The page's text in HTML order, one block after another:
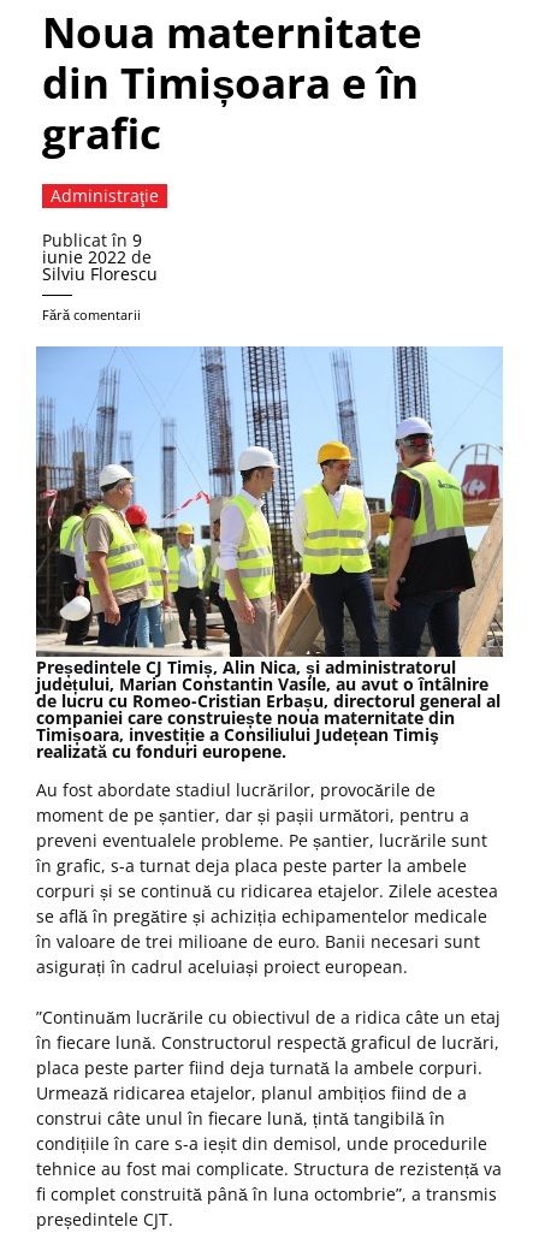
Noua maternitate
din Timișoara e în
grafic
Administraţie
Publicat în 9
iunie 2022 de
Silviu Florescu
Fără comentarii
Președintele CJ Timiș, Alin Nica, și administratorul
județului, Marian Constantin Vasile, au avut o întâlnire
de lucru cu Romeo-Cristian Erbașu, directorul general al
companiei care construiește noua maternitate din
Timișoara, investiție a Consiliului Județean Timiş
realizată cu fonduri europene.
Au fost abordate stadiul lucrărilor, provocările de
moment de pe șantier, dar și pașii următori, pentru a
preveni eventualele probleme. Pe șantier, lucrările sunt
în grafic, s-a turnat deja placa peste parter la ambele
corpuri și se continuă cu ridicarea etajelor. Zilele acestea
se află în pregătire și achiziția echipamentelor medicale
în valoare de trei milioane de euro. Banii necesari sunt
asigurați în cadrul aceluiași proiect european.
”Continuăm lucrările cu obiectivul de a ridica câte un etaj
în fiecare lună. Constructorul respectă graficul de lucrări,
placa peste parter fiind deja turnată la ambele corpuri.
Urmează ridicarea etajelor, planul ambițios fiind de a
construi câte unul în fiecare lună, țintă tangibilă în
condițiile în care s-a ieșit din demisol, unde procedurile
tehnice au fost mai complicate. Structura de rezistență va
fi complet construită până în luna octombrie”, a transmis
președintele CJT.